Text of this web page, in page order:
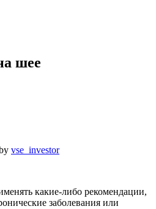
шее
vse_investor
какие-либо рекомендации,
заболевания или